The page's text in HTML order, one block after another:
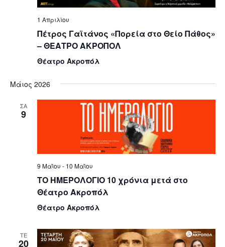
1 Απριλίου
Πέτρος Γαϊτάνος «Πορεία στο Θείο Πάθος»
– ΘΕΑΤΡΟ ΑΚΡΟΠΟΛ
Θέατρο Ακροπόλ
Μάιος 2026
ΣΑ
9
9 Μαΐου - 10 Μαΐου
ΤΟ ΗΜΕΡΟΛΟΓΙΟ 10 χρόνια μετά στο
Θέατρο Ακροπόλ
Θέατρο Ακροπόλ
ΤΕ
20